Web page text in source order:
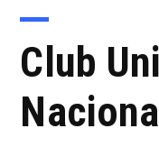
Club Universidad
Nacional